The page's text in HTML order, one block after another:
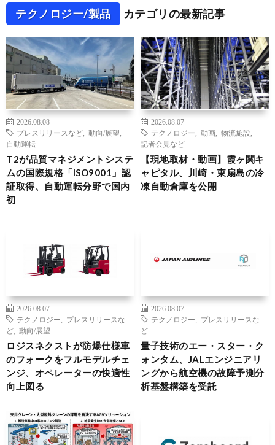
テクノロジー/製品 カテゴリの最新記事
2026.08.08
プレスリリースなど
動向/展望
自動運転
T2が品質マネジメントシステ
ムの国際規格「ISO9001」認
証取得、自動運転分野で国内
初
2026.08.07
テクノロジー
動画 物流施設
記者会見など
【現地取材・動画】霞ヶ関キ
ャピタル、川崎・東扇島の冷
凍自動倉庫を公開
2026.08.07
テクノロジー
プレスリリースな
ど
動向/展望
ロジスネクストが防爆仕様車
のフォークをフルモデルチェ
ンジ、オペレーターの快適性
向上図る
2026.08.07
テクノロジー
プレスリリースな
ど
量子技術のエー・スター・ク
ォンタム、JALエンジニアリ
ングから航空機の故障予測分
析基盤構築を受託